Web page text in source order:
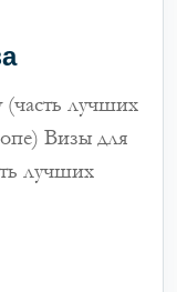
лучших
Визы для
лучших